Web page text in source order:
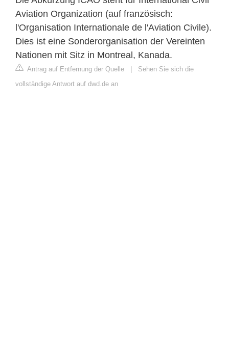
Aviation Organization (auf französisch:
l'Organisation Internationale de l'Aviation Civile).
Dies ist eine Sonderorganisation der Vereinten
Nationen mit Sitz in Montreal, Kanada.
Antrag auf Entfernung der Quelle | Sehen Sie sich die
vollständige Antwort auf dwd.de an